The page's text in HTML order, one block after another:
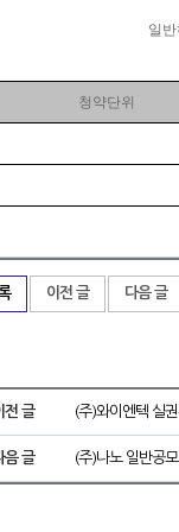
일
청약단위
이전 글 다음 글
전 글 (주)와이엔텍 실
음 글 (주)나노 일반공